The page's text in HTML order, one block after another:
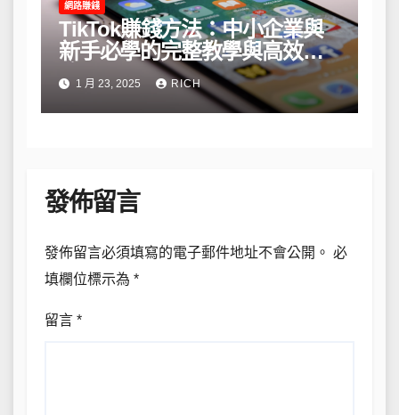
網路賺錢
TikTok賺錢方法：中小企業與
新手必學的完整教學與高效策
略1 月 23, 2025 RICH
發佈留言
發佈留言必須填寫的電子郵件地址不會公開。 必
填欄位標示為 *
留言 *